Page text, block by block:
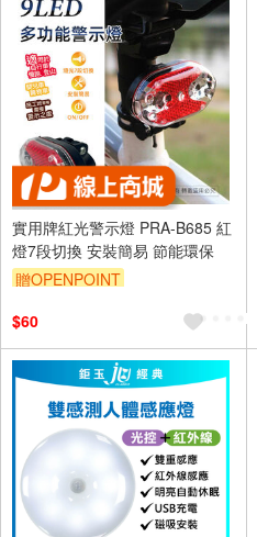
實用牌紅光警示燈 PRA-B685 紅
燈7段切換 安裝簡易 節能環保
贈OPENPOINT
（運費不算在 2000 元的範圍
內）
單品享9折
$60